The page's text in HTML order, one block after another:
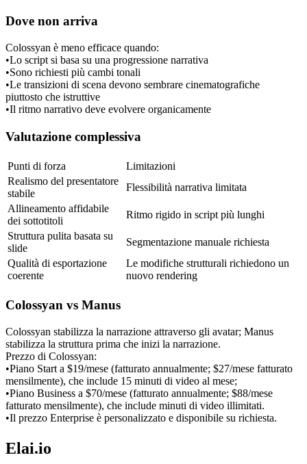
Dove non arriva
Colossyan è meno efficace quando:
•Lo script si basa su una progressione narrativa
•Sono richiesti più cambi tonali
•Le transizioni di scena devono sembrare cinematografiche
piuttosto che istruttive
•Il ritmo narrativo deve evolvere organicamente
Valutazione complessiva
Punti di forza
Limitazioni
Realismo del presentatore
stabile
Flessibilità narrativa limitata
Allineamento affidabile
dei sottotitoli
Ritmo rigido in script più lunghi
Struttura pulita basata su
slide
Segmentazione manuale richiesta
Qualità di esportazione
coerente
Le modifiche strutturali richiedono un
nuovo rendering
Colossyan vs Manus
Colossyan stabilizza la narrazione attraverso gli avatar; Manus
stabilizza la struttura prima che inizi la narrazione.
Prezzo di Colossyan:
•Piano Start a $19/mese (fatturato annualmente; $27/mese fatturato
mensilmente), che include 15 minuti di video al mese;
•Piano Business a $70/mese (fatturato annualmente; $88/mese
fatturato mensilmente), che include minuti di video illimitati.
•Il prezzo Enterprise è personalizzato e disponibile su richiesta.
Elai.io